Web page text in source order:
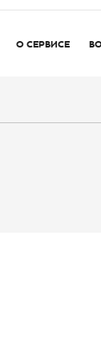
О СЕРВИСЕ